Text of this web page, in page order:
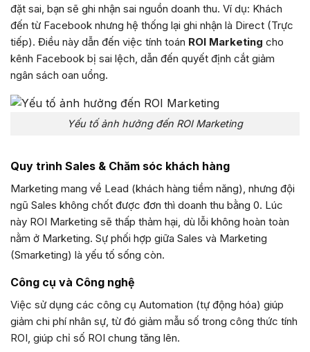
đặt sai, bạn sẽ ghi nhận sai nguồn doanh thu. Ví dụ: Khách
đến từ Facebook nhưng hệ thống lại ghi nhận là Direct (Trực
tiếp). Điều này dẫn đến việc tính toán ROI Marketing cho
kênh Facebook bị sai lệch, dẫn đến quyết định cắt giảm
ngân sách oan uổng.
Yếu tố ảnh hưởng đến ROI Marketing
Quy trình Sales & Chăm sóc khách hàng
Marketing mang về Lead (khách hàng tiềm năng), nhưng đội
ngũ Sales không chốt được đơn thì doanh thu bằng 0. Lúc
này ROI Marketing sẽ thấp thảm hại, dù lỗi không hoàn toàn
nằm ở Marketing. Sự phối hợp giữa Sales và Marketing
(Smarketing) là yếu tố sống còn.
Công cụ và Công nghệ
Việc sử dụng các công cụ Automation (tự động hóa) giúp
giảm chi phí nhân sự, từ đó giảm mẫu số trong công thức tính
ROI, giúp chỉ số ROI chung tăng lên.